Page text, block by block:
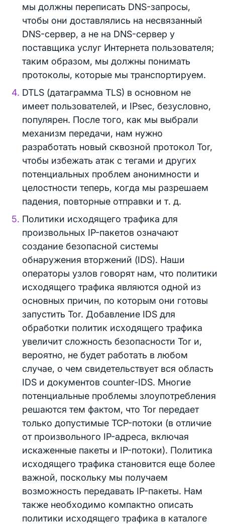
мы должны переписать DNS-запросы,
чтобы они доставлялись на несвязанный
DNS-сервер, а не на DNS-сервер у
поставщика услуг Интернета пользователя;
таким образом, мы должны понимать
протоколы, которые мы транспортируем.
DTLS (датаграмма TLS) в основном не
имеет пользователей, и IPsec, безусловно,
популярен. После того, как мы выбрали
механизм передачи, нам нужно
разработать новый сквозной протокол Tor,
чтобы избежать атак с тегами и других
потенциальных проблем анонимности и
целостности теперь, когда мы разрешаем
падения, повторные отправки и т. д.
Политики исходящего трафика для
произвольных IP-пакетов означают
создание безопасной системы
обнаружения вторжений (IDS). Наши
операторы узлов говорят нам, что политики
исходящего трафика являются одной из
основных причин, по которым они готовы
запустить Tor. Добавление IDS для
обработки политик исходящего трафика
увеличит сложность безопасности Tor и,
вероятно, не будет работать в любом
случае, о чем свидетельствует вся область
IDS и документов counter-IDS. Многие
потенциальные проблемы злоупотребления
решаются тем фактом, что Tor передает
только допустимые TCP-потоки (в отличие
от произвольного IP-адреса, включая
искаженные пакеты и IP-потоки). Политика
исходящего трафика становится еще более
важной, поскольку мы получаем
возможность передавать IP-пакеты. Нам
также необходимо компактно описать
политики исходящего трафика в каталоге